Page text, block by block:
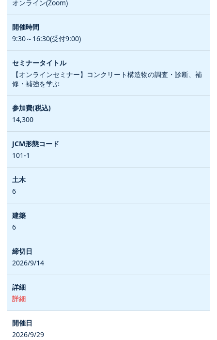
オンライン(Zoom)
9:30～16:30(受付9:00)
【オンラインセミナー】コンクリート構造物の調査・診断、補
修・補強を学ぶ
14,300
101-1
6
6
2026/9/14
詳細
2026/9/29